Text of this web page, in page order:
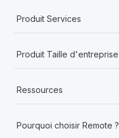
Produit Services
Produit Taille d'entreprise
Ressources
Pourquoi choisir Remote ?